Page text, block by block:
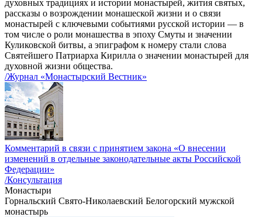
духовных традициях и истории монастырей, жития святых,
рассказы о возрождении монашеской жизни и о связи
монастырей с ключевыми событиями русской истории — в
том числе о роли монашества в эпоху Смуты и значении
Куликовской битвы, а эпиграфом к номеру стали слова
Святейшего Патриарха Кирилла о значении монастырей для
духовной жизни общества.
/Журнал «Монастырский Вестник»
Комментарий в связи с принятием закона «О внесении
изменений в отдельные законодательные акты Российской
Федерации»
/Консультация
Монастыри
Горнальский Свято-Николаевский Белогорский мужской
монастырь